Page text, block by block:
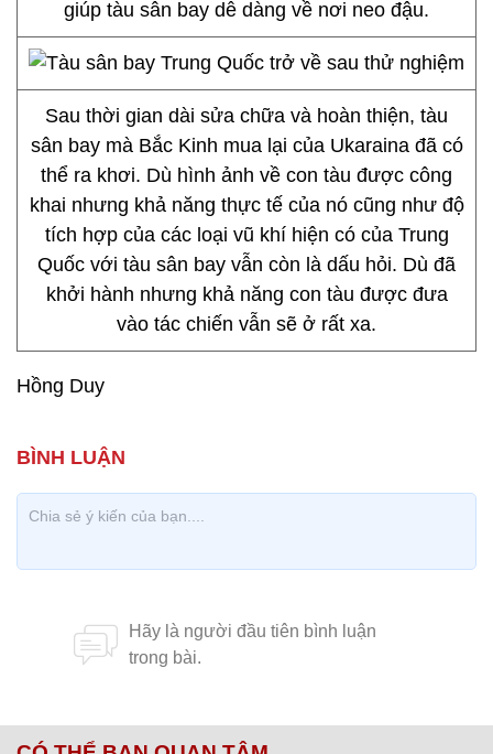
giúp tàu sân bay dễ dàng về nơi neo đậu.
Sau thời gian dài sửa chữa và hoàn thiện, tàu
sân bay mà Bắc Kinh mua lại của Ukaraina đã có
thể ra khơi. Dù hình ảnh về con tàu được công
khai nhưng khả năng thực tế của nó cũng như độ
tích hợp của các loại vũ khí hiện có của Trung
Quốc với tàu sân bay vẫn còn là dấu hỏi. Dù đã
khởi hành nhưng khả năng con tàu được đưa
vào tác chiến vẫn sẽ ở rất xa.
Hồng Duy